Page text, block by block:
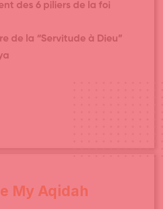
des 6 piliers de la foi
de la “Servitude à Dieu”
My Aqidah